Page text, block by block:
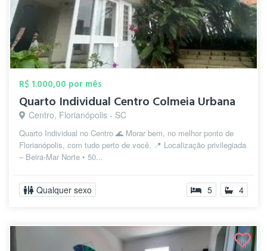
R$ 1.000,00 por mês
Quarto Individual Centro Colmeia Urbana
Centro, Florianópolis - SC
Quarto Individual no Centro 🌊 Morar bem, no melhor ponto de
Florianópolis, com tudo perto de você. 📍 Localização privilegiada
– Beira-Mar Norte • 50...
Qualquer sexo 5 4